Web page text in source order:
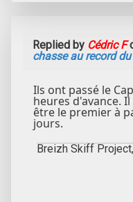
Replied by Cédric F
chasse au record
Ils ont passé le
heures d'avance.
être le premier à
jours.
Breizh Skiff Project,